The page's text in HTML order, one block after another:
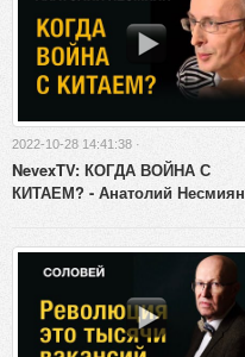
2022-10-28 14:41:38 ·
NevexTV: КОГДА ВОЙНА С
КИТАЕМ? - Анатолий Несмиян